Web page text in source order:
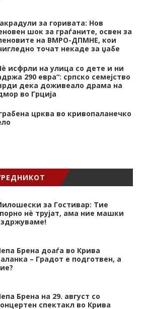
за горивата: Нов
шок за граѓаните, освен за
на ВМРО-ДПМНЕ, кои
точат некаде за џабе
исфрли на улица со дете и ни
290 евра“: српско семејство
дека доживеало драма на
во Грција
црква во кривопаланечко
за Гостивар: Тие
нѐ трујат, ама ние машки
Брена доаѓа во Крива
– Градот е подготвен, а
Брена на 29. август со
спектакл во Крива